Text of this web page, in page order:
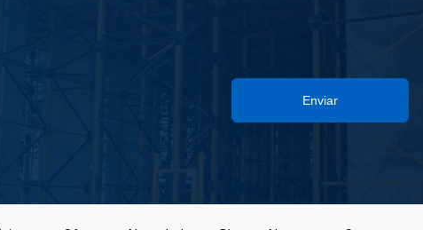
Enviar